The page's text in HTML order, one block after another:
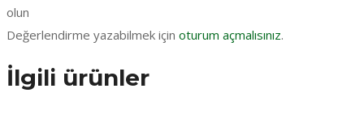
olun
Değerlendirme yazabilmek için oturum açmalısınız.
İlgili ürünler